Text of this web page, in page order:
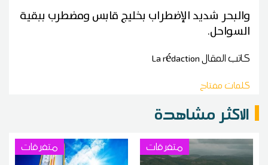
والبحر شديد الإضطراب بخليج قابس ومضطرب ببقية
السواحل.
كاتب المقالLa rédaction
كلمات مفتاح
الاكثر مشاهدة
متفرقات متفرقات